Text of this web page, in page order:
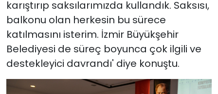
karıştırıp saksılarımızda kullandık. Saksısı,
balkonu olan herkesin bu sürece
katılmasını isterim. İzmir Büyükşehir
Belediyesi de süreç boyunca çok ilgili ve
destekleyici davrandı' diye konuştu.